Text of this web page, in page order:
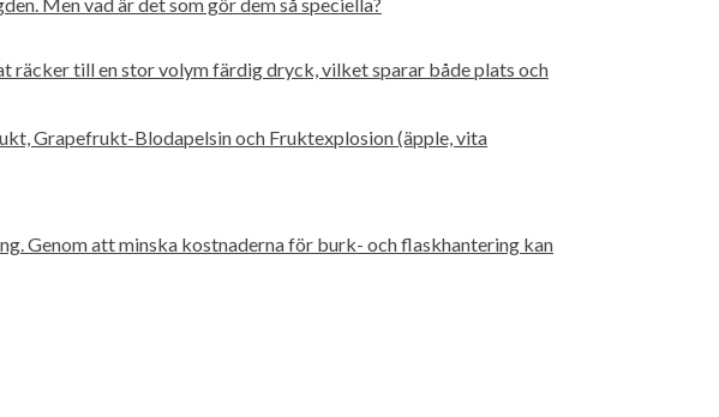
Men vad är det som gör dem så speciella?
räcker till en stor volym färdig dryck, vilket sparar både plats och
Grapefrukt-Blodapelsin och Fruktexplosion (äpple, vita
Genom att minska kostnaderna för burk- och flaskhantering kan